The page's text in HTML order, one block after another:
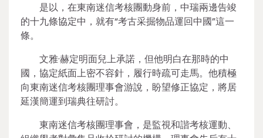
是以，在東南迷信考核團動身前，中瑞兩邊告竣
的十九條協定中，就有“考古采掘物品運回中國”這一
條。
文雅·赫定明面兒上承諾，但他明白在那時的中
國，協定紙面上密不容針，履行時疏可走馬。他積極
向東南迷信考核團理事會游說，盼望修正協定，將居
延漢簡運到瑞典往研討。
東南迷信考核團理事會，是監視和諧考核運動、